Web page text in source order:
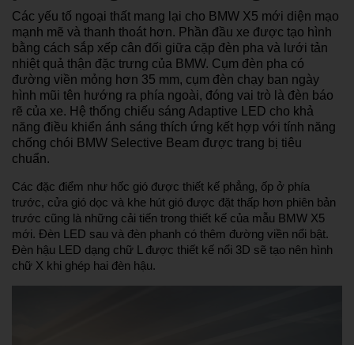
Các yếu tố ngoại thất mang lại cho BMW X5 mới diện mạo
mạnh mẽ và thanh thoát hơn. Phần đầu xe được tạo hình
bằng cách sắp xếp cân đối giữa cặp đèn pha và lưới tản
nhiệt quả thận đặc trưng của BMW. Cụm đèn pha có
đường viền mỏng hơn 35 mm, cụm đèn chạy ban ngày
hình mũi tên hướng ra phía ngoài, đóng vai trò là đèn báo
rẽ của xe. Hệ thống chiếu sáng Adaptive LED cho khả
năng điều khiển ánh sáng thích ứng kết hợp với tính năng
chống chói BMW Selective Beam được trang bị tiêu
chuẩn.
Các đặc điểm như hốc gió được thiết kế phẳng, ốp ở phía
trước, cửa gió dọc và khe hút gió được đặt thấp hơn phiên bản
trước cũng là những cải tiến trong thiết kế của mẫu BMW X5
mới. Đèn LED sau và đèn phanh có thêm đường viền nổi bật.
Đèn hậu LED dạng chữ L được thiết kế nổi 3D sẽ tạo nên hình
chữ X khi ghép hai đèn hậu.